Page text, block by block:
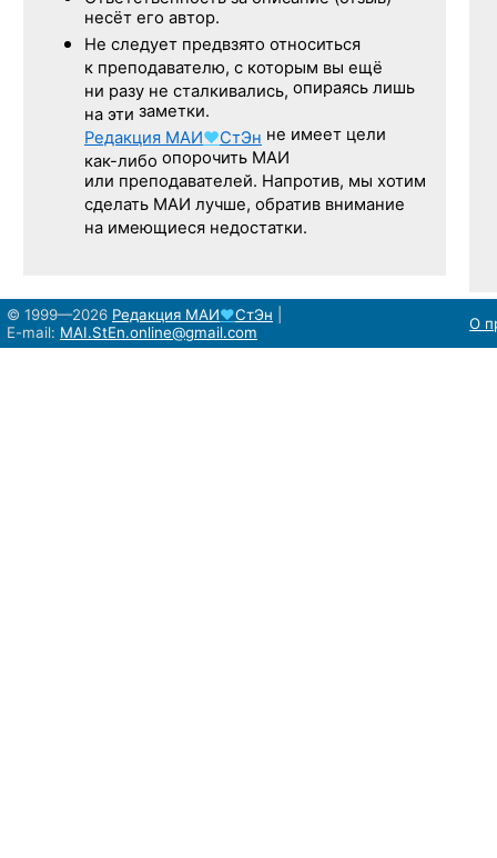
несёт его автор.
Не следует предвзято относиться
к преподавателю, с которым вы ещё
ни разу не сталкивались, опираясь лишь
на эти заметки.
Редакция МАИ♥СтЭн не имеет цели
как-либо опорочить МАИ
или преподавателей. Напротив, мы хотим
сделать МАИ лучше, обратив внимание
на имеющиеся недостатки.
© 1999—2026 Редакция МАИ♥СтЭн
E-mail: MAI.StEn.online@gmail.com О